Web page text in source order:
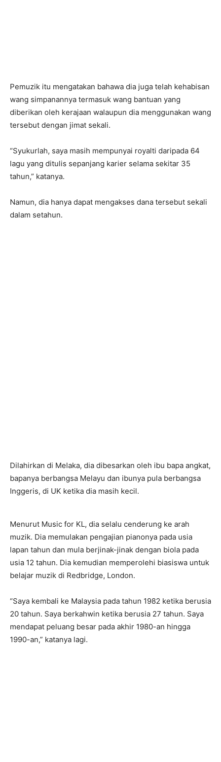
Pemuzik itu mengatakan bahawa dia juga telah kehabisan
wang simpanannya termasuk wang bantuan yang
diberikan oleh kerajaan walaupun dia menggunakan wang
tersebut dengan jimat sekali.
“Syukurlah, saya masih mempunyai royalti daripada 64
lagu yang ditulis sepanjang karier selama sekitar 35
tahun,” katanya.
Namun, dia hanya dapat mengakses dana tersebut sekali
dalam setahun.
Dilahirkan di Melaka, dia dibesarkan oleh ibu bapa angkat,
bapanya berbangsa Melayu dan ibunya pula berbangsa
Inggeris, di UK ketika dia masih kecil.
Menurut Music for KL, dia selalu cenderung ke arah
muzik. Dia memulakan pengajian pianonya pada usia
lapan tahun dan mula berjinak-jinak dengan biola pada
usia 12 tahun. Dia kemudian memperolehi biasiswa untuk
belajar muzik di Redbridge, London.
“Saya kembali ke Malaysia pada tahun 1982 ketika berusia
20 tahun. Saya berkahwin ketika berusia 27 tahun. Saya
mendapat peluang besar pada akhir 1980-an hingga
1990-an,” katanya lagi.